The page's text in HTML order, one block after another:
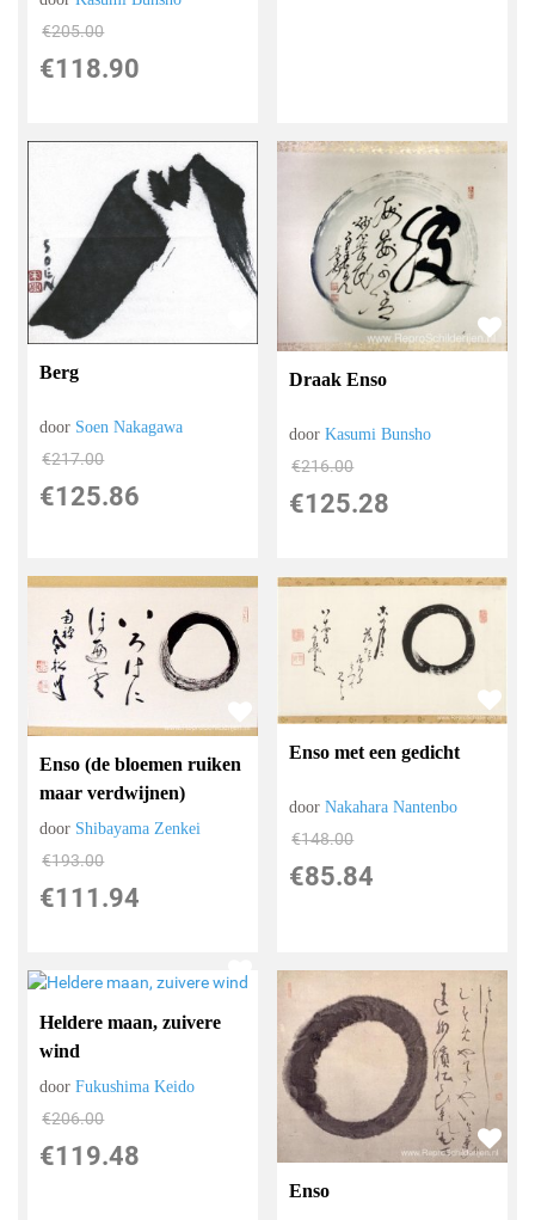
€205.00
€118.90
Berg
door Soen Nakagawa
€217.00
€125.86
Draak Enso
doorKasumi Bunsho
€216.00
€125.28
Enso (de bloemen ruiken
maar verdwijnen)
door Shibayama Zenkei
€193.00
€111.94
Enso met een gedicht
doorNakahara Nantenbo
€148.00
€85.84
Heldere maan, zuivere
wind
doorFukushima Keido
€206.00
€119.48
Enso